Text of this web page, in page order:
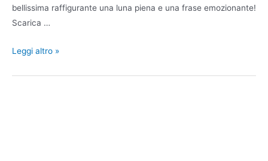
bellissima raffigurante una luna piena e una frase emozionante!
Scarica …
Buonanotte
Leggi altro »